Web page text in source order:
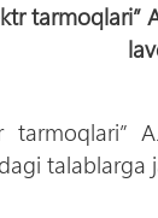
tarmoqlari”
tarmoqlari”